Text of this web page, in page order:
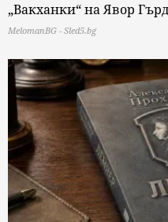
„Вакханки“ на Явор
MelomanBG - Sled5.bg